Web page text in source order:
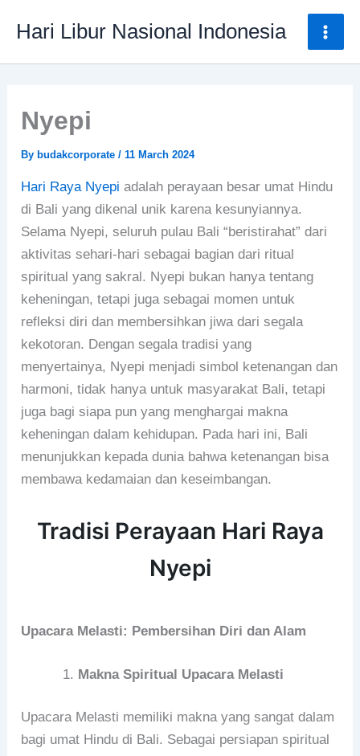
Hari Libur Nasional Indonesia
Nyepi
By budakcorporate/11 March 2024
Hari Raya Nyepi adalah perayaan besar umat Hindu
di Bali yang dikenal unik karena kesunyiannya.
Selama Nyepi, seluruh pulau Bali “beristirahat” dari
aktivitas sehari-hari sebagai bagian dari ritual
spiritual yang sakral. Nyepi bukan hanya tentang
keheningan, tetapi juga sebagai momen untuk
refleksi diri dan membersihkan jiwa dari segala
kekotoran. Dengan segala tradisi yang
menyertainya, Nyepi menjadi simbol ketenangan dan
harmoni, tidak hanya untuk masyarakat Bali, tetapi
juga bagi siapa pun yang menghargai makna
keheningan dalam kehidupan. Pada hari ini, Bali
menunjukkan kepada dunia bahwa ketenangan bisa
membawa kedamaian dan keseimbangan.
Tradisi Perayaan Hari Raya
Nyepi
Upacara Melasti: Pembersihan Diri dan Alam
Makna Spiritual Upacara Melasti
Upacara Melasti memiliki makna yang sangat dalam
bagi umat Hindu di Bali. Sebagai persiapan spiritual